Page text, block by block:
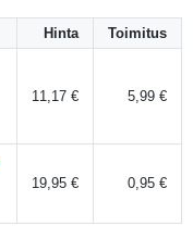
Hinta Toimitus
11,17 € 5,99 €
19,95 € 0,95 €